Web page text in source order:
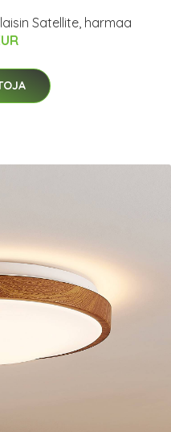
Satellite, harmaa